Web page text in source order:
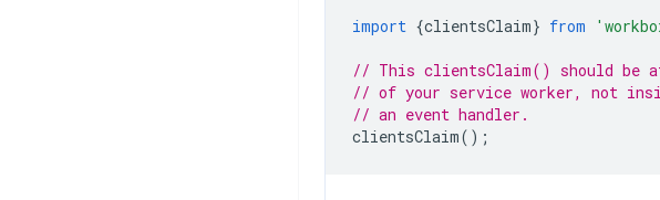
import {clientsClaim} from
// This clientsClaim() should be
// of your service worker, not
// an event handler.
clientsClaim();